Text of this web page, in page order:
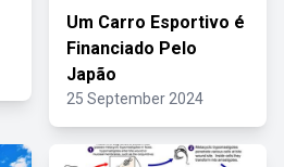
Um Carro Esportivo é
Financiado Pelo
Japão
25 September 2024